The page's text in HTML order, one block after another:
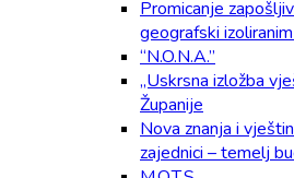
Promicanje
geografski
“N.O.N.A.”
„Uskrsna izložba
Županije
Nova znanja i
zajednici – temelj